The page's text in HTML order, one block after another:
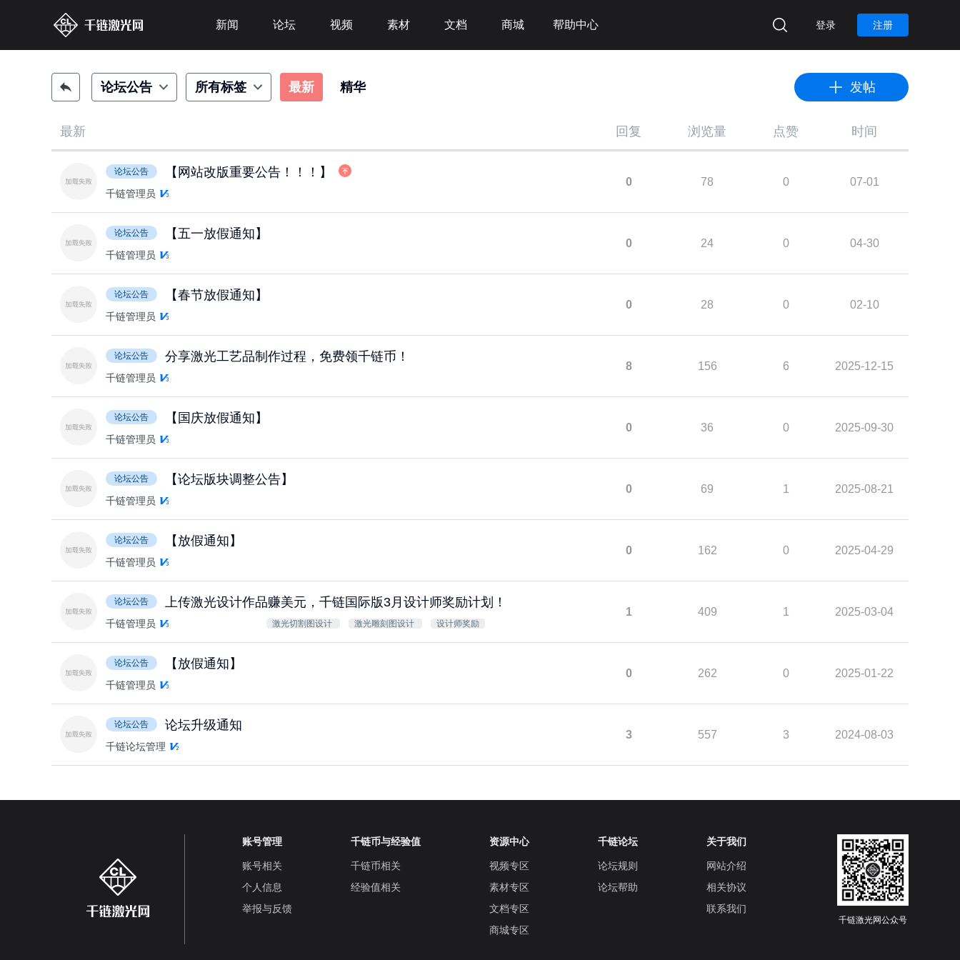
新闻 论坛 视频 素材 文档 商城 帮助中心 登录 注册
论坛公告 所有标签 最新 精华 发帖
最新 回复 浏览量 点赞 时间
论坛公告 【网站改版重要公告！！！】
千链管理员
0 78 0 07-01
论坛公告 【五一放假通知】
千链管理员
0 24 0 04-30
论坛公告 【春节放假通知】
千链管理员
0 28 0 02-10
论坛公告 分享激光工艺品制作过程，免费领千链币！
千链管理员
8 156 6 2025-12-15
论坛公告 【国庆放假通知】
千链管理员
0 36 0 2025-09-30
论坛公告 【论坛版块调整公告】
千链管理员
0 69 1 2025-08-21
论坛公告 【放假通知】
千链管理员
0 162 0 2025-04-29
论坛公告 上传激光设计作品赚美元，千链国际版3月设计师奖励计划！
千链管理员 激光切割图设计 激光雕刻图设计 设计师奖励
1 409 1 2025-03-04
论坛公告 【放假通知】
千链管理员
0 262 0 2025-01-22
论坛公告 论坛升级通知
千链论坛管理
3 557 3 2024-08-03
账号管理
账号相关
个人信息
举报与反馈
千链币与经验值
千链币相关
经验值相关
资源中心
视频专区
素材专区
文档专区
商城专区
千链论坛
论坛规则
论坛帮助
关于我们
网站介绍
相关协议
联系我们
千链激光网公众号